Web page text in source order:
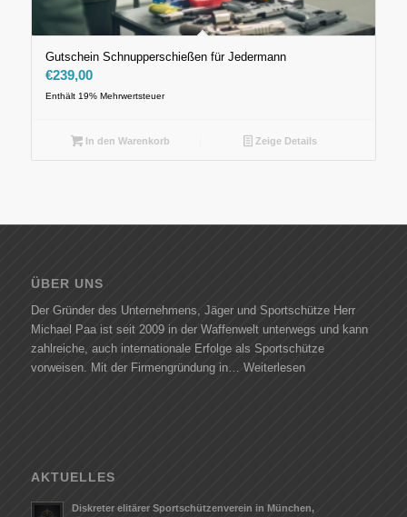
Gutschein Schnupperschießen für Jedermann
€239,00
Enthält 19% Mehrwertsteuer
In den Warenkorb Zeige Details
ÜBER UNS
Der Gründer des Unternehmens, Jäger und Sportschütze Herr
Michael Paa ist seit 2009 in der Waffenwelt unterwegs und kann
zahlreiche, auch internationale Erfolge als Sportschütze
vorweisen. Mit der Firmengründung in… Weiterlesen
AKTUELLES
Diskreter elitärer Sportschützenverein in München,